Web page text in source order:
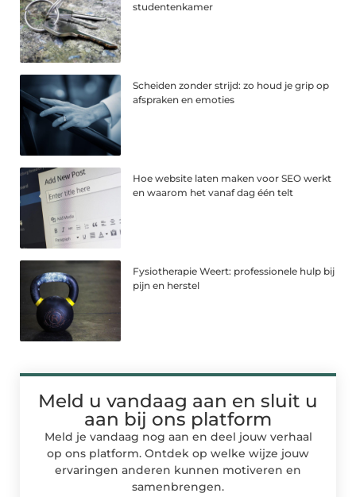
studentenkamer
Scheiden zonder strijd: zo houd je grip op
afspraken en emoties
Hoe website laten maken voor SEO werkt
en waarom het vanaf dag één telt
Fysiotherapie Weert: professionele hulp bij
pijn en herstel
Meld u vandaag aan en sluit u
aan bij ons platform
Meld je vandaag nog aan en deel jouw verhaal
op ons platform. Ontdek op welke wijze jouw
ervaringen anderen kunnen motiveren en
samenbrengen.